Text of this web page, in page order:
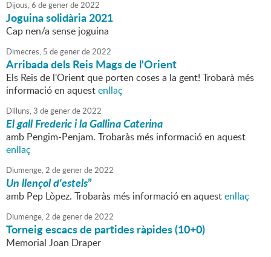
Dijous,6 degenerde2022
Joguina solidària 2021
Cap nen/a sense joguina
Dimecres, 5 degenerde2022
Arribada dels Reis Mags de l'Orient
Els Reis de l'Orient que porten coses a la gent! Trobarà més
informació en aquestenllaç
Dilluns,3 degenerde2022
El gall Frederic i la Gallina Caterina
amb Pengim-Penjam. Trobaràs més informació en aquest
enllaç
Diumenge,2 degenerde2022
Un llençol d'estels”
amb Pep Lòpez. Trobaràs més informació en aquestenllaç
Diumenge,2 degenerde2022
Torneig escacs de partides ràpides (10+0)
Memorial Joan Draper